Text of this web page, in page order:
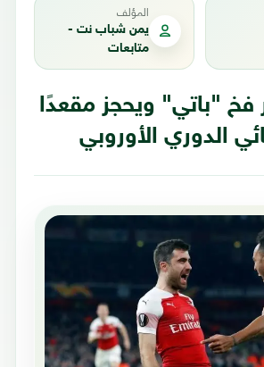
المؤلف
يمن شباب نت -
متابعات
فخ "باتي" ويحجز مقعدًا
الدوري الأوروبي